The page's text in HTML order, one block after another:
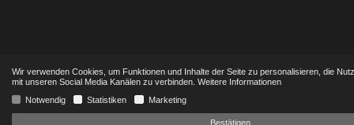
Wir verwenden Cookies, um Funktionen und Inhalte der Seite zu personalisieren, die
mit unseren Social Media Kanälen zu verbinden. Weitere Informationen
Notwendig
Statistiken Marketing
Bestätigen